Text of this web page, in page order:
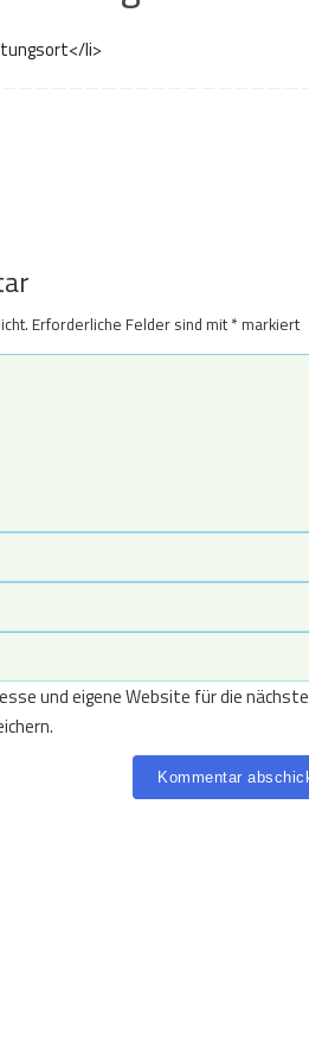
li>
Erforderliche Felder sind mit* markiert
und eigene Website für die nächste